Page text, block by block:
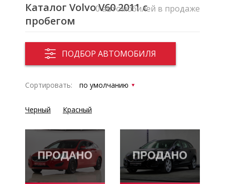
Каталог Volvo V60 2011 с
пробегом
ПОДБОР АВТОМОБИЛЯ
0 автомобилей в продаже
Сортировать:
Черный Красный